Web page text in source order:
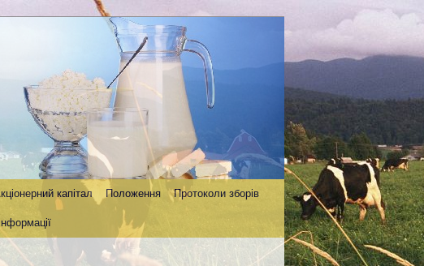
капітал Положення Протоколи зборів